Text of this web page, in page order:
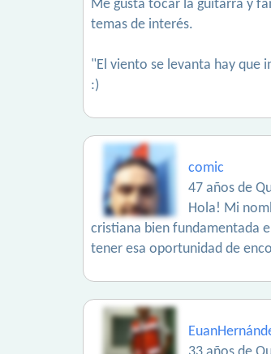
Me gusta tocar la guitarra y
temas de interés.
"El viento se levanta hay que
:)
comic
47 años de
Hola! Mi
cristiana bien fundamentada
tener esa oportunidad de